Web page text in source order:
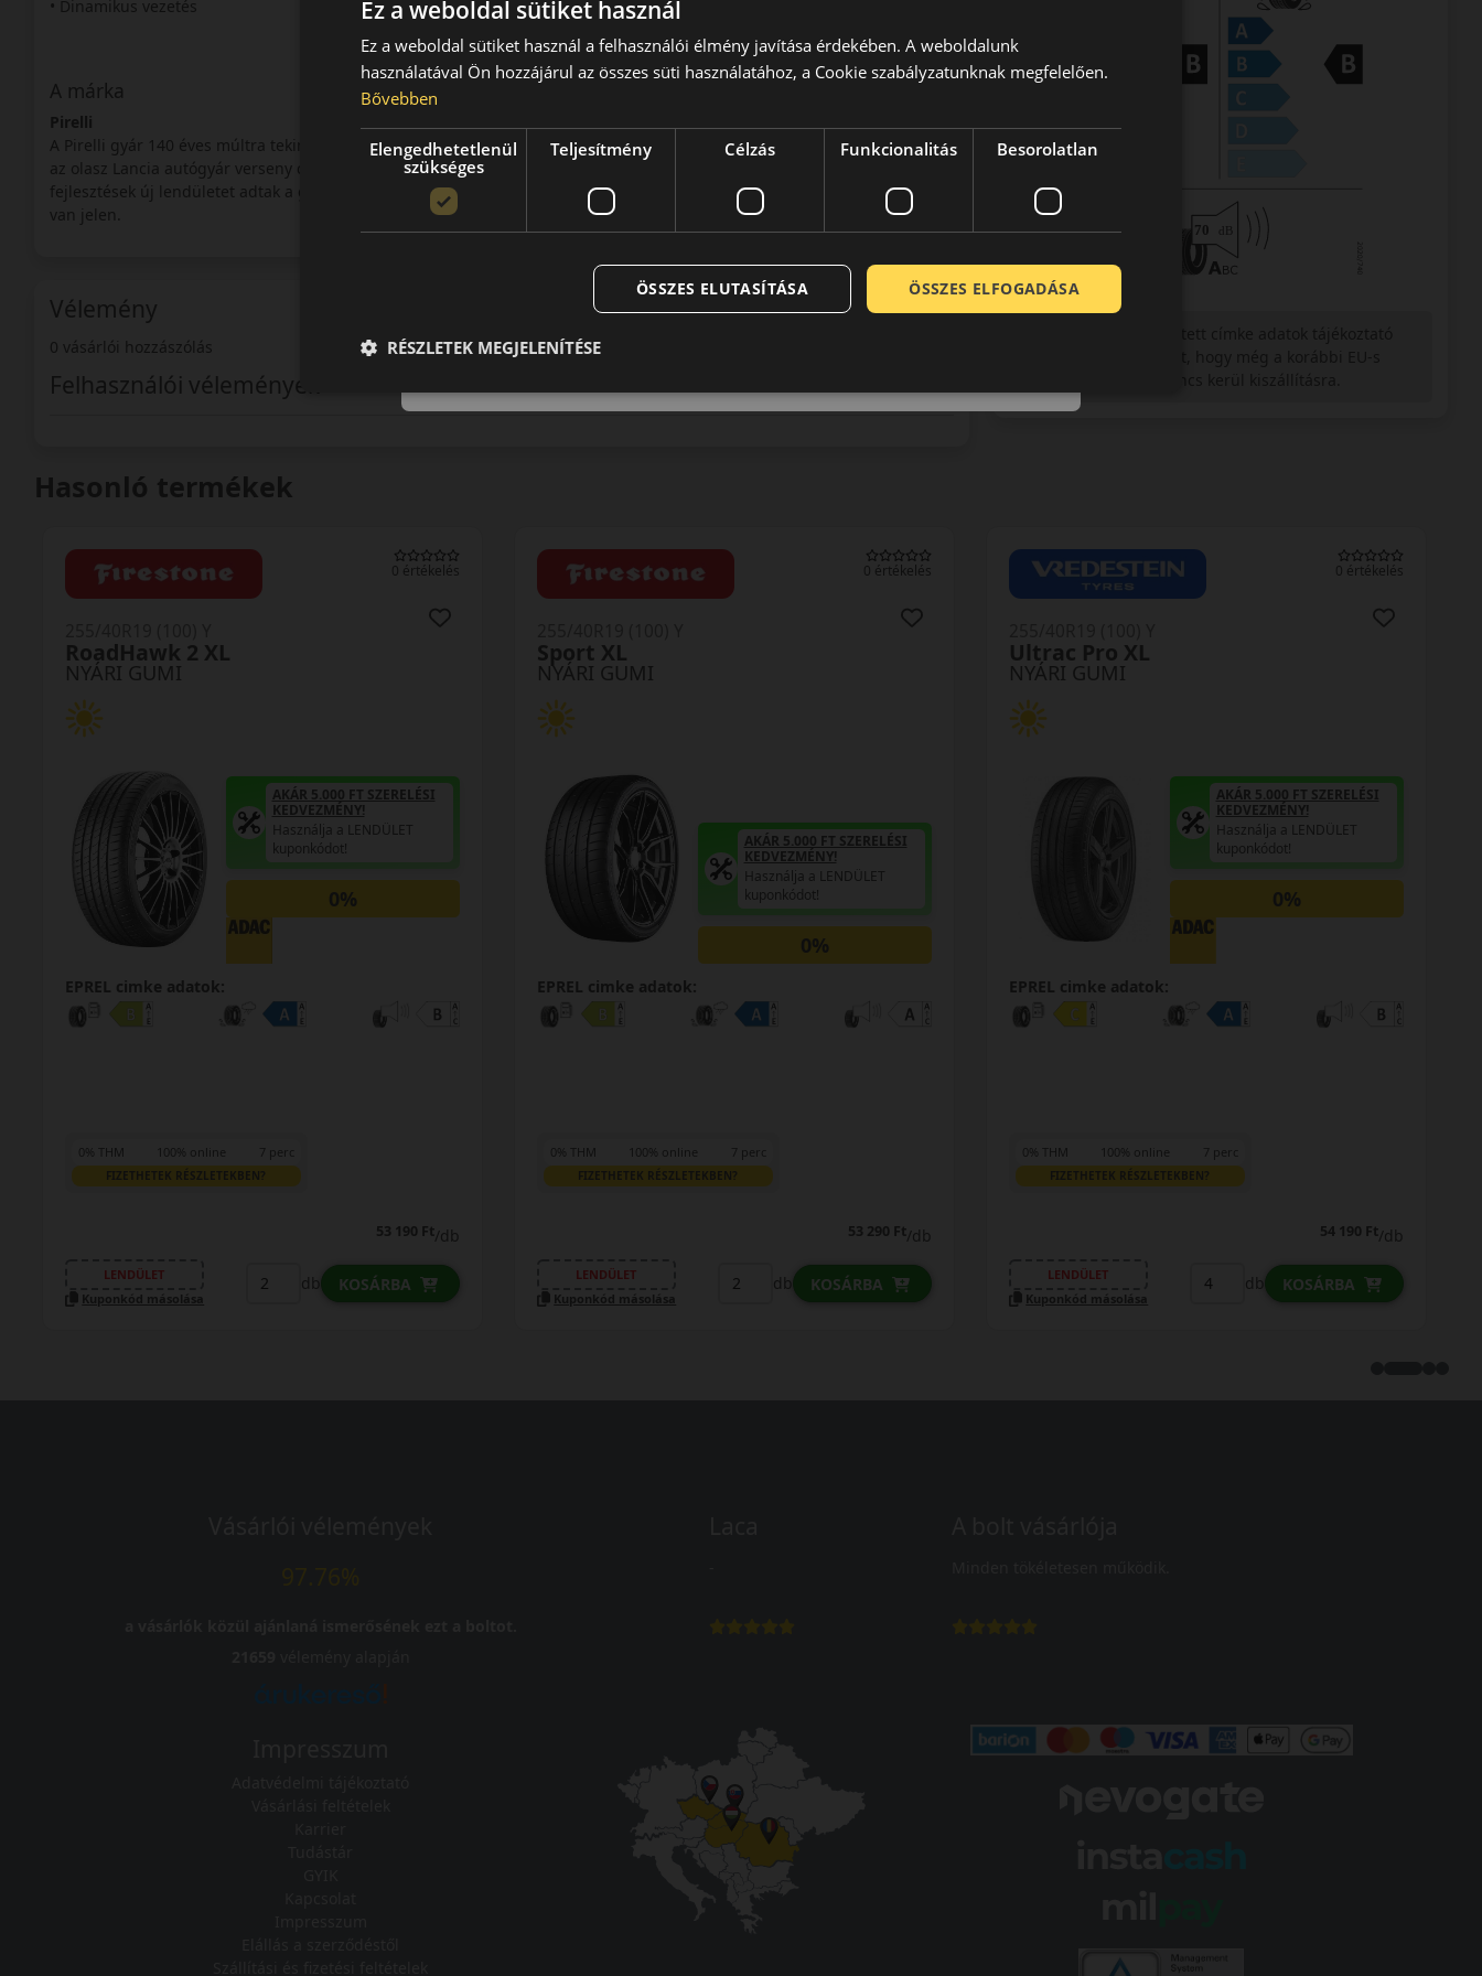
• Dinamikus vezetés
A márka
Pirelli
A Pirelli gyár 140 éves múltra tekinthet vissza. A cégcsoport jelenlegi arculata a hetvenes évek közepén alakult ki, amikor
az olasz Lancia autógyár verseny csapata számára kezdett speciális verseny abroncsokat gyártani. A szükséges
fejlesztések új lendületet adtak a gyár számára. A verseny abroncsok kategóriájában a Pirelli azóta is komoly szereplőként
van jelen.
Vélemény
0 vásárlói hozzászólás
Felhasználói vélemények
Hasonló termékek
0 értékelés
NYÁRI GUMI
RoadHawk 2 XL
AKÁR 5.000 FT SZERELÉSI
KEDVEZMÉNY!
Használja a LENDÜLET
kuponkódot!
0%
EPREL cimke adatok:
0% THM 100% online 7 perc
FIZETHETEK RÉSZLETEKBEN?
53 190 Ft/db
LENDÜLET
Kuponkód másolása
db KOSÁRBA
0 értékelés
NYÁRI GUMI
Sport XL
AKÁR 5.000 FT SZERELÉSI
KEDVEZMÉNY!
Használja a LENDÜLET
kuponkódot!
0%
EPREL cimke adatok:
0% THM 100% online 7 perc
FIZETHETEK RÉSZLETEKBEN?
53 290 Ft/db
LENDÜLET
Kuponkód másolása
db KOSÁRBA
0 értékelés
NYÁRI GUMI
Ultrac Pro XL
AKÁR 5.000 FT SZERELÉSI
KEDVEZMÉNY!
Használja a LENDÜLET
kuponkódot!
0%
EPREL cimke adatok:
0% THM 100% online 7 perc
FIZETHETEK RÉSZLETEKBEN?
54 190 Ft/db
LENDÜLET
Kuponkód másolása
db KOSÁRBA
Ez a weboldal sütiket használ
Ez a weboldal sütiket használ a felhasználói élmény javítása érdekében. A weboldalunk
használatával Ön hozzájárul az összes süti használatához, a Cookie szabályzatunknak megfelelően.
Bővebben
Elengedhetetlenül
szükséges
Teljesítmény Célzás Funkcionalitás Besorolatlan
ÖSSZES ELFOGADÁSA
ÖSSZES ELUTASÍTÁSA
RÉSZLETEK MEGJELENÍTÉSE